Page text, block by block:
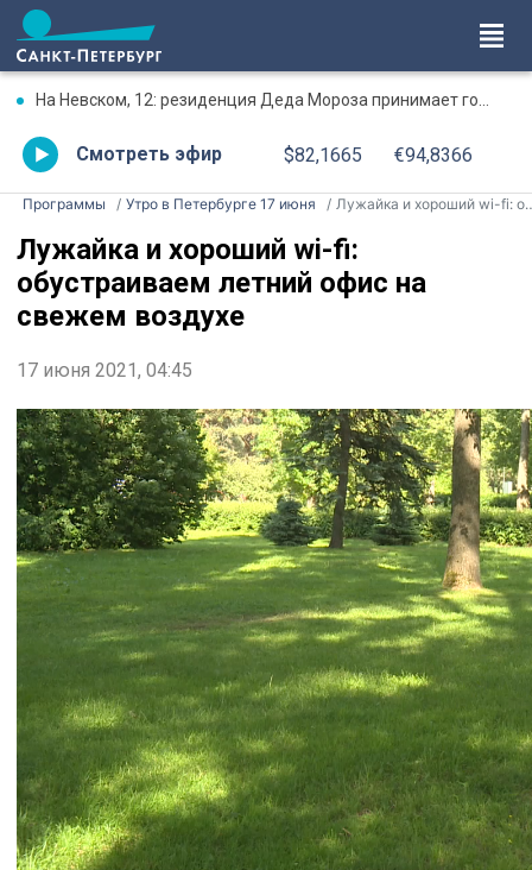
На Невском, 12: резиденция Деда Мороза принимает гостей в культурно-туристическом центре «Вологда»
Смотреть эфир $82,1665 €94,8366
Программы Утро в Петербурге 17 июня Лужайка и хороший wi-fi: обустраиваем летний офис на свежем воздухе
Лужайка и хороший wi-fi:
обустраиваем летний офис на
свежем воздухе
17 июня 2021, 04:45